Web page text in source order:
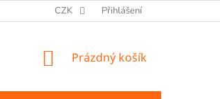
CZK Přihlášení
NÁKUPNÍ
Prázdný košík